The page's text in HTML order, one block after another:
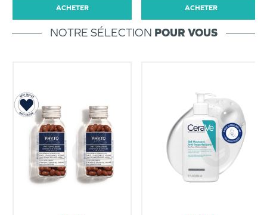
ACHETER ACHETER
NOTRE SÉLECTION POUR VOUS